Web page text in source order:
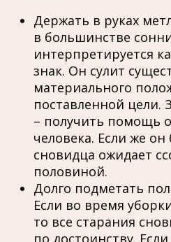
Держать в руках
в большинстве
интерпретируется
знак. Он сулит
материального
поставленной цели.
– получить помощь
человека. Если же
сновидца ожидает
половиной.
Долго подметать
Если во время
то все старания
по достоинству.